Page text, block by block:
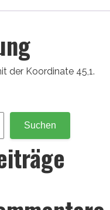
der Koordinate 45,1.
Suchen